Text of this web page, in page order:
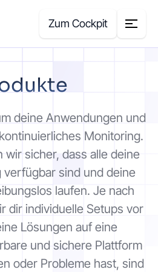
Zum Cockpit
deine Anwendungen und
Monitoring.
wir sicher, dass alle deine
verfügbar sind und deine
laufen. Je nach
dir individuelle Setups vor
Lösungen auf eine
und sichere Plattform
oder Probleme hast, sind